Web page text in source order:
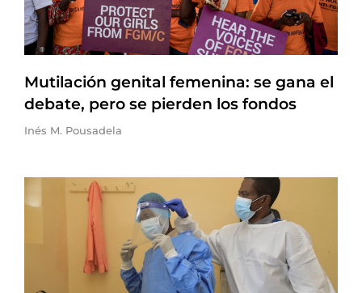
Mutilación genital femenina: se gana el
debate, pero se pierden los fondos
Inés M. Pousadela